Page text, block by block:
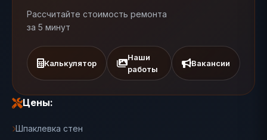
Рассчитайте стоимость ремонта
за 5 минут
Калькулятор
Наши
работы
Вакансии
Цены:
Шпаклевка стен